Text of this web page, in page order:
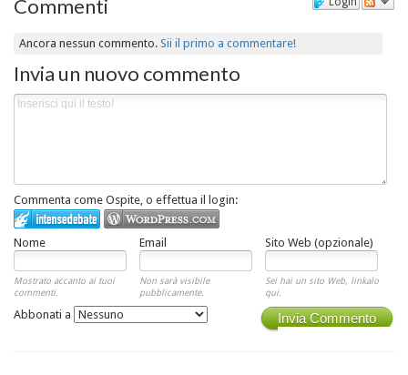
Commenti
Ancora nessun commento.Sii il primo a commentare!
Invia un nuovo commento
Commenta come Ospite, o effettua il login:
Nome Email Sito Web (opzionale)
Mostrato accanto ai tuoi
commenti.
Non sarà visibile
pubblicamente.
Sei hai un sito Web, linkalo
qui.
Invia Commento
Abbonati a